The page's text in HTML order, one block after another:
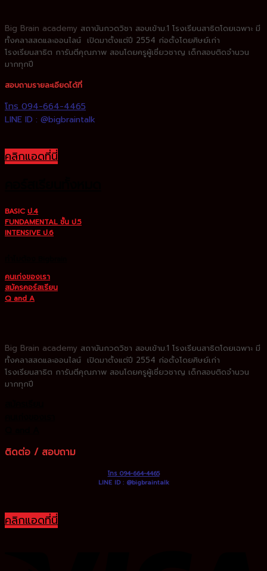
Big Brain academy สถาบันกวดวิชา สอบเข้าม.1 โรงเรียนสาธิตโดยเฉพาะ มี
ทั้งคลาสสดและออนไลน์ เปิดมาตั้งแต่ปี 2554 ก่อตั้งโดยศิษย์เก่า
โรงเรียนสาธิต การันตีคุณภาพ สอนโดยครูผู้เชี่ยวชาญ เด็กสอบติดจำนวน
มากทุกปี
สอบถามรายละเอียดได้ที่
โทร 094-664-4465
LINE ID : @bigbraintalk
คลิกแอดที่นี่
BASIC ป.4
FUNDAMENTAL ชั้น ป.5
INTENSIVE ป.6
คนเก่งของเรา
สมัครคอร์สเรียน
Q and A
Big Brain academy สถาบันกวดวิชา สอบเข้าม.1 โรงเรียนสาธิตโดยเฉพาะ มี
ทั้งคลาสสดและออนไลน์ เปิดมาตั้งแต่ปี 2554 ก่อตั้งโดยศิษย์เก่า
โรงเรียนสาธิต การันตีคุณภาพ สอนโดยครูผู้เชี่ยวชาญ เด็กสอบติดจำนวน
มากทุกปี
ติดต่อ / สอบถาม
โทร 094-664-4465
LINE ID : @bigbraintalk
คลิกแอดที่นี่